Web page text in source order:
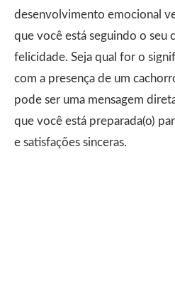
desenvolvimento emocional
que você está seguindo o seu
felicidade. Seja qual for o
com a presença de um
pode ser uma mensagem
que você está preparada(o)
e satisfações sinceras.